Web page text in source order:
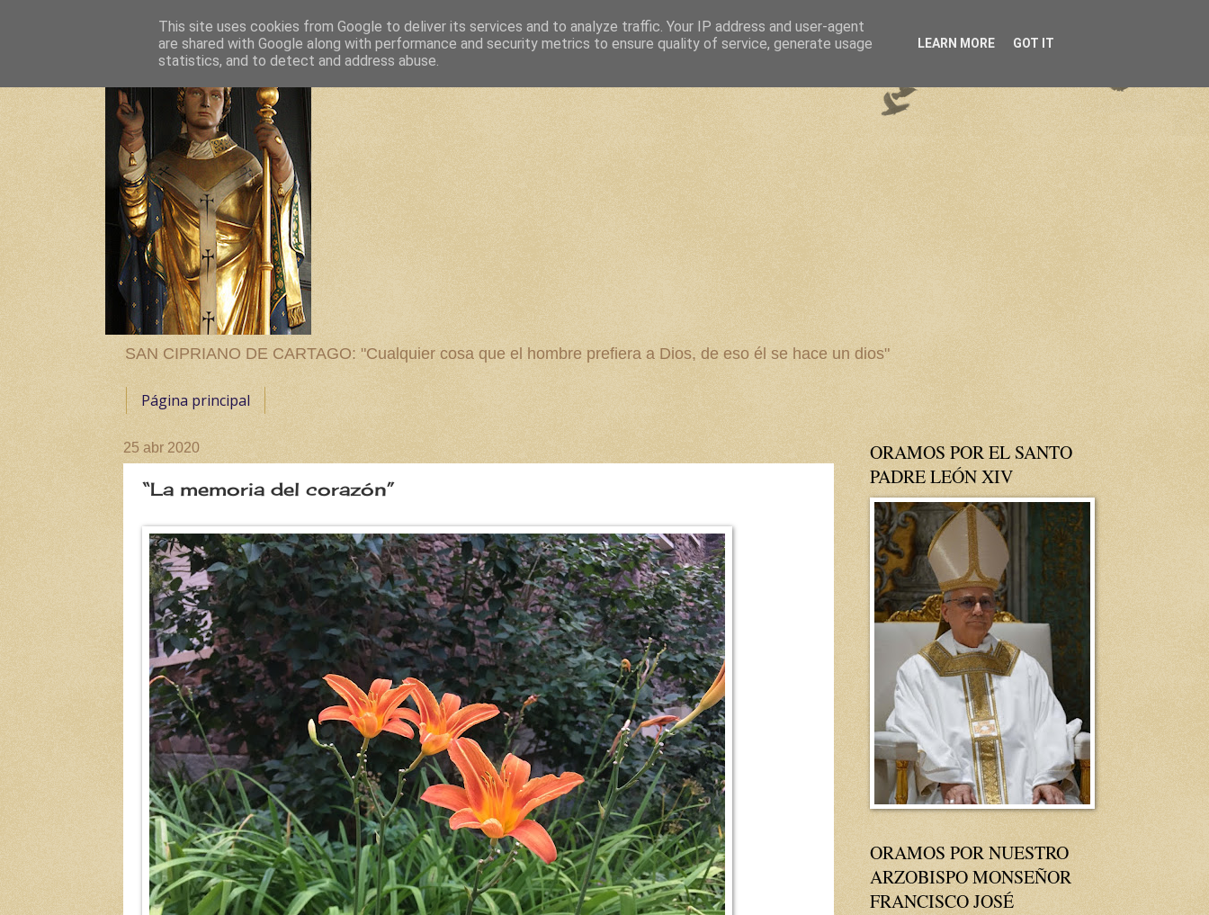
SAN CIPRIANO DE CARTAGO: "Cualquier cosa que el hombre prefiera a Dios, de eso él se hace un dios"
Página principal
25 abr 2020
“La memoria del corazón”
ORAMOS POR EL SANTO
PADRE LEÓN XIV
ORAMOS POR NUESTRO
ARZOBISPO MONSEÑOR
FRANCISCO JOSÉ
This site uses cookies from Google to deliver its services and to analyze traffic. Your IP address and user-agent
are shared with Google along with performance and security metrics to ensure quality of service, generate usage
statistics, and to detect and address abuse.
LEARN MORE GOT IT